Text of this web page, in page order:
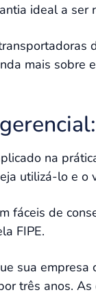
ideal a
mais sobre
na
utilizá-lo e
fáceis de
FIPE.
sua
três anos.